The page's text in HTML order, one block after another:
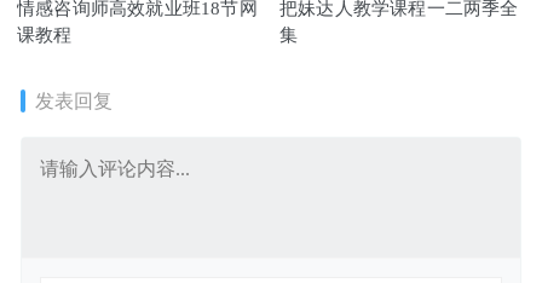
情感咨询师高效就业班18节网
课教程
把妹达人教学课程一二两季全
集
发表回复